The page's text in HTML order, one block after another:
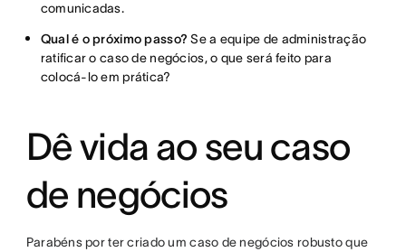
comunicadas.
Qual é o próximo passo? Se a equipe de administração
ratificar o caso de negócios, o que será feito para
colocá-lo em prática?
Dê vida ao seu caso
de negócios
Parabéns por ter criado um caso de negócios robusto que